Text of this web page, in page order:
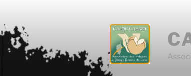
contenu
principal